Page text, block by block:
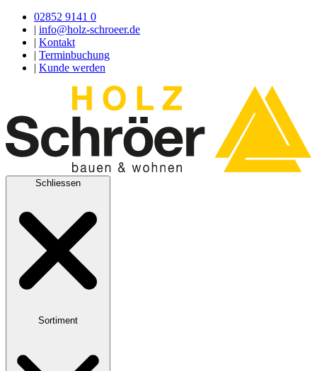
02852 9141 0
info@holz-schroeer.de
Kontakt
Terminbuchung
Kunde werden
Schliessen
Sortiment